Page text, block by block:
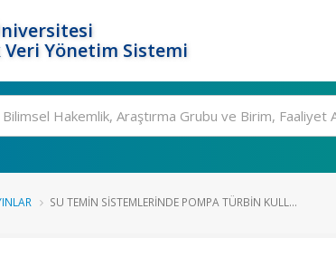
Yönetim Sistemi
SU TEMIN SISTEMLERINDE POMPA TÜRBIN KULL...